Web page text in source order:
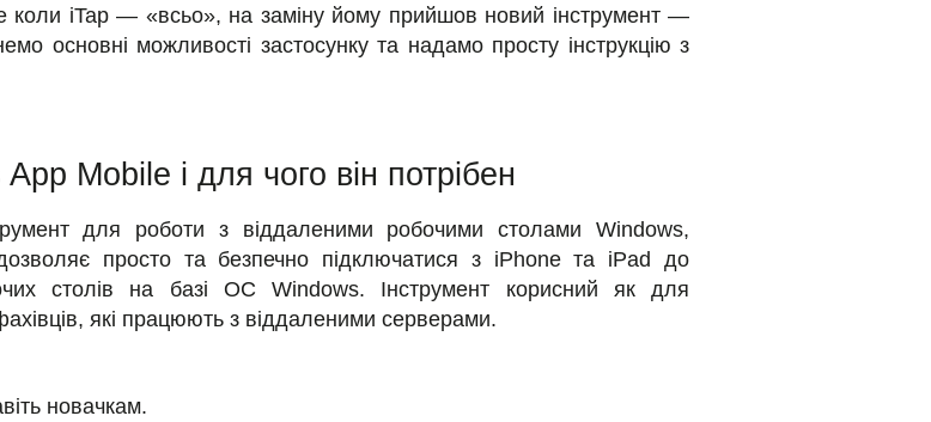
коли iTap — «всьо», на заміну йому прийшов новий інструмент —
основні можливості застосунку та надамо просту інструкцію з
Mobile і для чого він потрібен
для роботи з віддаленими робочими столами Windows,
просто та безпечно підключатися з iPhone та iPad до
столів на базі ОС Windows. Інструмент корисний як для
які працюють з віддаленими серверами.
новачкам.